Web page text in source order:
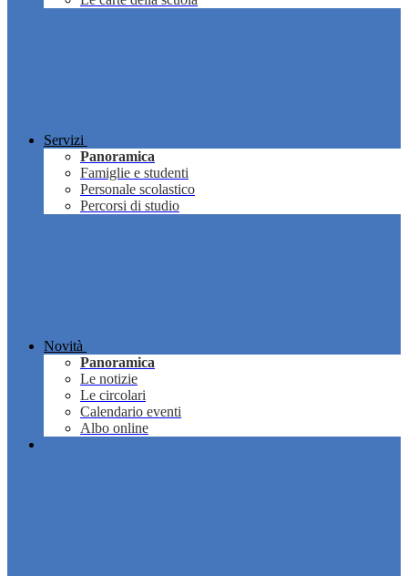
Servizi
Panoramica
Famiglie e studenti
Personale scolastico
Percorsi di studio
Novità
Panoramica
Le notizie
Le circolari
Calendario eventi
Albo online